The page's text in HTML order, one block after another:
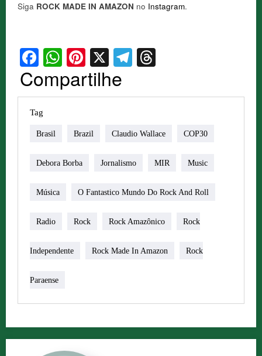
Siga ROCK MADE IN AMAZON no Instagram.
Facebook
WhatsApp
Pinterest
X Telegram
Compartilhe
Tag
Brasil Brazil Claudio Wallace COP30
Debora Borba Jornalismo MIR Music
Música O Fantastico Mundo Do Rock And Roll
Radio Rock Rock Amazônico Rock
Independente Rock Made In Amazon Rock
Paraense